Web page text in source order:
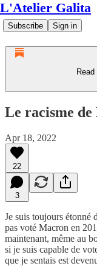
L'Atelier Galita
Subscribe Sign in
Le racisme
Apr 18, 2022
22
3
Je suis toujours étonné
pas voté Macron en
maintenant, même au
si je suis capable de
que je sentais est